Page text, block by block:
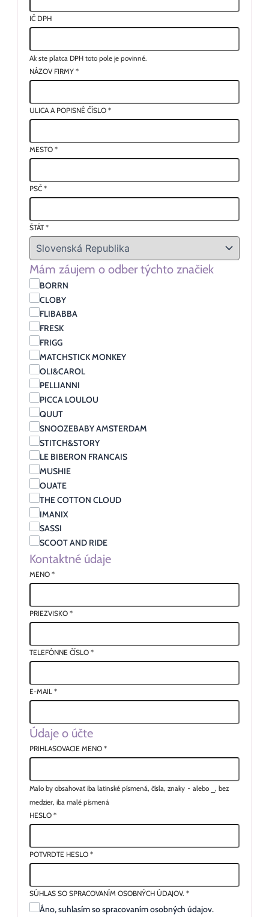
IČ DPH
Ak ste platca DPH toto pole je povinné.
NÁZOV FIRMY *
ULICA A POPISNÉ ČÍSLO *
MESTO *
PSČ *
ŠTÁT*
Mám záujem o odber týchto značiek
BORRN
CLOBY
FLIBABBA
FRESK
FRIGG
MATCHSTICK MONKEY
OLI&CAROL
PELLIANNI
PICCA LOULOU
QUUT
SNOOZEBABY AMSTERDAM
STITCH&STORY
LE BIBERON FRANCAIS
MUSHIE
OUATE
THE COTTON CLOUD
IMANIX
SASSI
SCOOT AND RIDE
Kontaktné údaje
MENO *
PRIEZVISKO *
TELEFÓNNE ČÍSLO *
E-MAIL *
Údaje o účte
PRIHLASOVACIE MENO *
Malo by obsahovať iba latinské písmená, čísla, znaky - alebo
, bez
medzier, iba malé písmená
HESLO *
POTVRDTE HESLO *
SÚHLAS SO SPRACOVANÍM OSOBNÝCH ÚDAJOV. *
Áno, suhlasím so spracovaním osobných údajov.